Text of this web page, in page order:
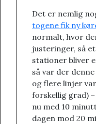
Det er nemlig
togene fik ny
normalt, hvor
justeringer, så
stationer bliver
så var der
og flere linjer
forskellig grad)
nu med 10
dagen mod 20